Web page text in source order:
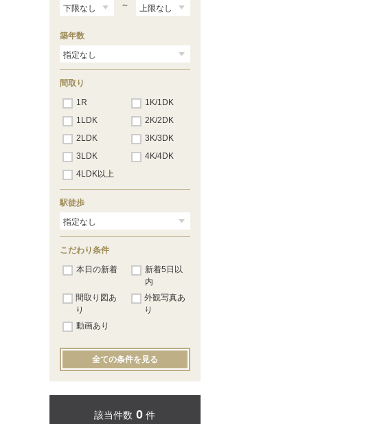
～
築年数
間取り
1R
1K/1DK
1LDK
2K/2DK
2LDK
3K/3DK
3LDK
4K/4DK
4LDK以上
駅徒歩
こだわり条件
本日の新着
新着5日以
内
間取り図あ
り
外観写真あ
り
動画あり
全ての条件を見る
該当件数 0 件